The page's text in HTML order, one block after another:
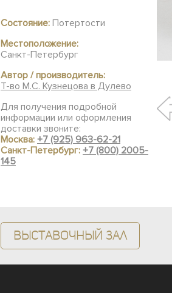
Состояние: Потертости
Местоположение:
Санкт-Петербург
Автор / производитель:
Т-во М.С. Кузнецова в Дулево
Для получения подробной
информации или оформления
доставки звоните:
Москва: +7 (925) 963-62-21
Санкт-Петербург: +7 (800) 2005-
145
Выставочный зал